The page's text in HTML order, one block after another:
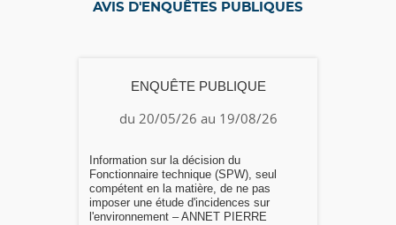
AVIS D'ENQUÊTES PUBLIQUES
ENQUÊTE PUBLIQUE
du 20/05/26 au 19/08/26
Information sur la décision du
Fonctionnaire technique (SPW), seul
compétent en la matière, de ne pas
imposer une étude d'incidences sur
l'environnement – ANNET PIERRE